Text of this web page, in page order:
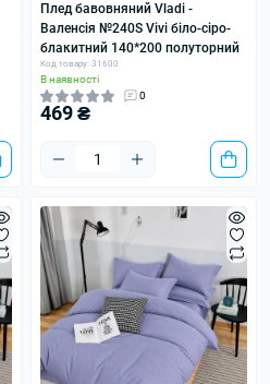
Плед бавовняний Vladi -
Валенсія №240S Vivi біло-сіро-
блакитний 140*200 полуторний
Код товару: 31600
В наявності
0
469 ₴